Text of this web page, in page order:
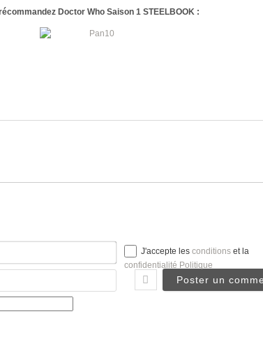
Doctor Who Saison 1 STEELBOOK :
Nom*
J'accepte les conditions et la
confidentialité Politique